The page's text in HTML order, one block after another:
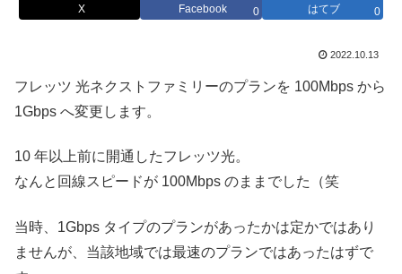
X Facebook 0 はてブ 0
2022.10.13
フレッツ 光ネクストファミリーのプランを 100Mbps から
1Gbps へ変更します。
10 年以上前に開通したフレッツ光。
なんと回線スピードが 100Mbps のままでした（笑
当時、1Gbps タイプのプランがあったかは定かではあり
ませんが、当該地域では最速のプランではあったはずで